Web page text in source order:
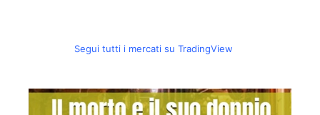
Segui tutti i mercati su TradingView